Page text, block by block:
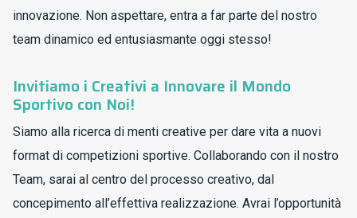
innovazione. Non aspettare, entra a far parte del nostro
team dinamico ed entusiasmante oggi stesso!
Invitiamo i Creativi a Innovare il Mondo
Sportivo con Noi!
Siamo alla ricerca di menti creative per dare vita a nuovi
format di competizioni sportive. Collaborando con il nostro
Team, sarai al centro del processo creativo, dal
concepimento all’effettiva realizzazione. Avrai l’opportunità